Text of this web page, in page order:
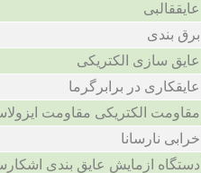
عایققالبی
برق بندی
عایق سازی الکتریکی
عایقکاری در برابرگرما
مقاومت الکتریکی مقاومت
خرابی نارسانا
دستگاه ازمایش عایق بندی